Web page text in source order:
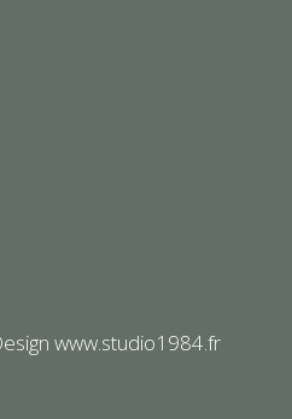
www.studio1984.fr